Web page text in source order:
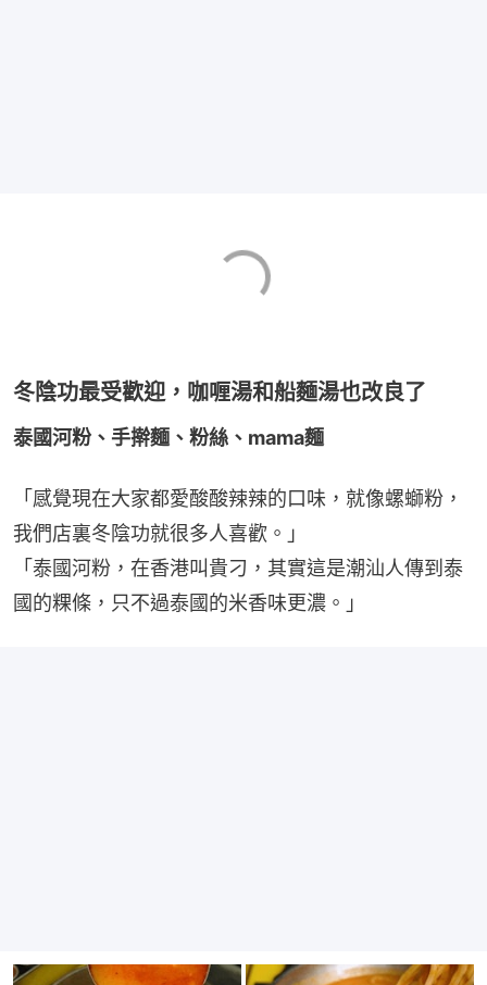
冬陰功最受歡迎，咖喱湯和船麵湯也改良了
泰國河粉、手擀麵、粉絲、mama麵
「感覺現在大家都愛酸酸辣辣的口味，就像螺螄粉，
我們店裏冬陰功就很多人喜歡。」
「泰國河粉，在香港叫貴刁，其實這是潮汕人傳到泰
國的粿條，只不過泰國的米香味更濃。」